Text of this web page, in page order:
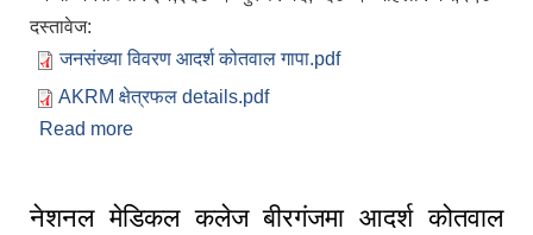
दस्तावेज:
जनसंख्या विवरण आदर्श कोतवाल गापा.pdf
AKRM क्षेत्रफल details.pdf
Read more
नेशनल मेडिकल कलेज बीरगंजमा आदर्श कोतवाल